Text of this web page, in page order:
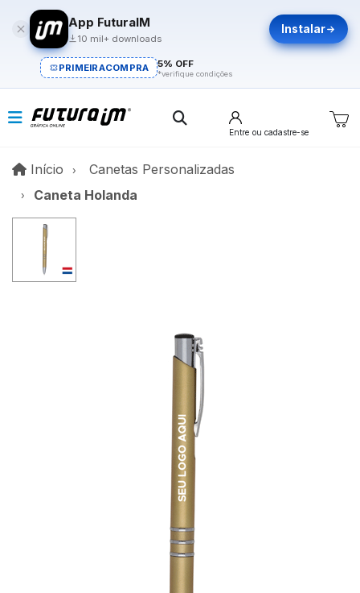
App FuturaIM
10 mil+ downloads
Instalar
PRIMEIRACOMPRA 5% OFF
*verifique condições
Entre ou cadastre-se
Início InícioCanetas Personalizadas
Caneta Holanda